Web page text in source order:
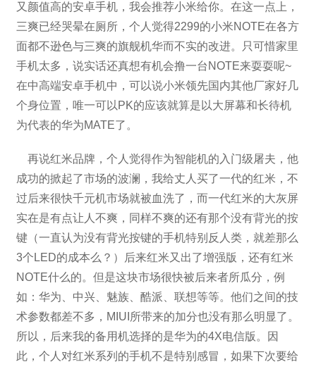
又颜值高的安卓手机，我会推荐小米给你。在这一点上，
三爽已经哭晕在厕所，个人觉得2299的小米NOTE在各方
面都不逊色与三爽的旗舰机华而不实的改进。只可惜家里
手机太多，说实话还真想有机会撸一台NOTE来耍耍呢~
在中高端安卓手机中，可以说小米领先国内其他厂家好几
个身位置，唯一可以PK的应该就算是以大屏幕和长待机
为代表的华为MATE了。
再说红米品牌，个人觉得作为智能机的入门级屠夫，他
成功的掀起了市场的波澜，我给丈人买了一代的红米，不
过后来很快千元机市场就被血洗了，而一代红米的大灰屏
实在是有点让人不爽，同样不爽的还有那个没有背光的按
键（一直认为没有背光按键的手机特别反人类，就差那么
3个LED的成本么？）后来红米又出了增强版，还有红米
NOTE什么的。但是这块市场很快被后来者所瓜分，例
如：华为、中兴、魅族、酷派、联想等等。他们之间的技
术参数都差不多，MIUI所带来的加分也没有那么明显了。
所以，后来我的备用机选择的是华为的4X电信版。因
此，个人对红米系列的手机不是特别感冒，如果下次要给